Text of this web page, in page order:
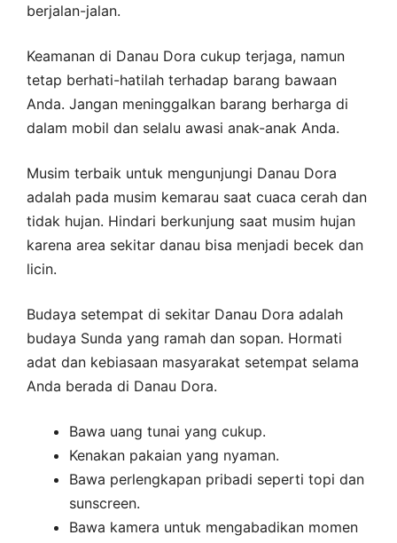
berjalan-jalan.
Keamanan di Danau Dora cukup terjaga, namun
tetap berhati-hatilah terhadap barang bawaan
Anda. Jangan meninggalkan barang berharga di
dalam mobil dan selalu awasi anak-anak Anda.
Musim terbaik untuk mengunjungi Danau Dora
adalah pada musim kemarau saat cuaca cerah dan
tidak hujan. Hindari berkunjung saat musim hujan
karena area sekitar danau bisa menjadi becek dan
licin.
Budaya setempat di sekitar Danau Dora adalah
budaya Sunda yang ramah dan sopan. Hormati
adat dan kebiasaan masyarakat setempat selama
Anda berada di Danau Dora.
Bawa uang tunai yang cukup.
Kenakan pakaian yang nyaman.
Bawa perlengkapan pribadi seperti topi dan
sunscreen.
Bawa kamera untuk mengabadikan momen